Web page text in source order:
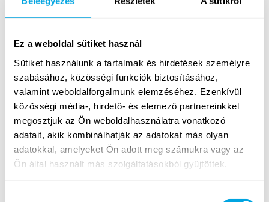
Ez a weboldal sütiket használ
Sütiket használunk a tartalmak és hirdetések személyre
szabásához, közösségi funkciók biztosításához,
valamint weboldalforgalmunk elemzéséhez. Ezenkívül
közösségi média-, hirdető- és elemező partnereinkkel
megosztjuk az Ön weboldalhasználatra vonatkozó
adatait, akik kombinálhatják az adatokat más olyan
adatokkal, amelyeket Ön adott meg számukra vagy az
Ön által használt más szolgáltatásokból gyűjtöttek.
ÚJRA